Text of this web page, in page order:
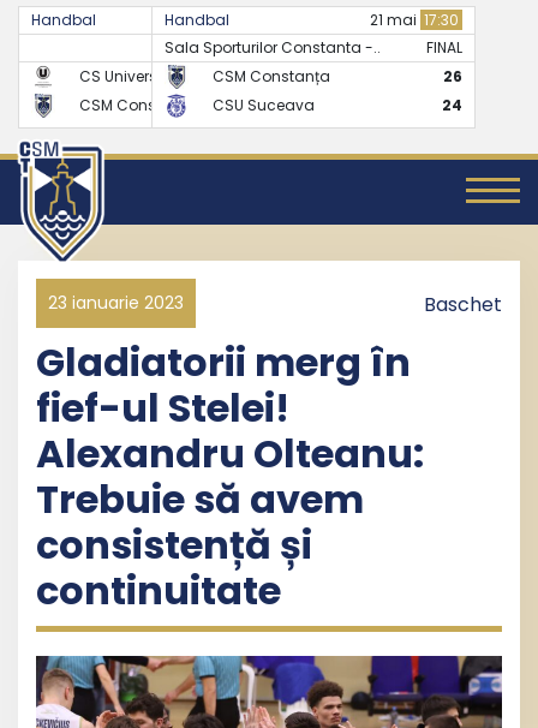
Handbal
FINAL
CS Universitatea Cluj
24
CSM Constanța
27
Handbal 21 mai 17:30
Sala Sporturilor Constanta -..
FINAL
CSM Constanța
26
CSU Suceava
24
23 ianuarie 2023 Baschet
Gladiatorii merg în
fief-ul Stelei!
Alexandru Olteanu:
Trebuie să avem
consistență și
continuitate